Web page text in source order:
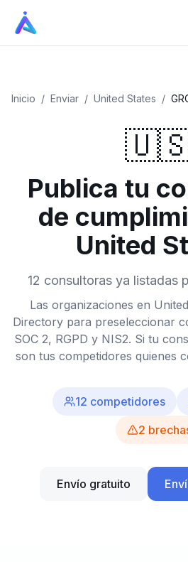
Inicio / Enviar / United States /
Publica tu
de
United
12 consultoras ya listadas
Las organizaciones en
Directory para preseleccionar
SOC 2, RGPD y NIS2. Si tu
son tus competidores quienes
12 competidores
2
Envío gratuito